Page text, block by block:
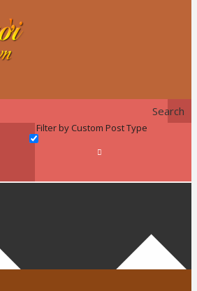
Search
Filter by Custom Post Type